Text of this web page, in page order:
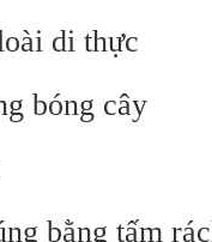
di thực
bóng cây
bằng tấm